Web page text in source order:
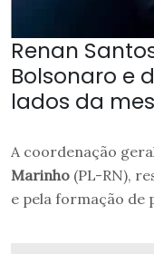
Renan
Bolsonaro e
lados da
A coordenação
Marinho (PL-RN),
e pela formação de